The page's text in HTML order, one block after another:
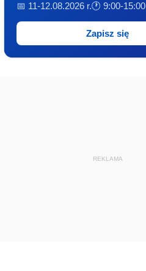
📅 11-12.08.2026 r.🕐 9:00-15:00
Zapisz się
REKLAMA